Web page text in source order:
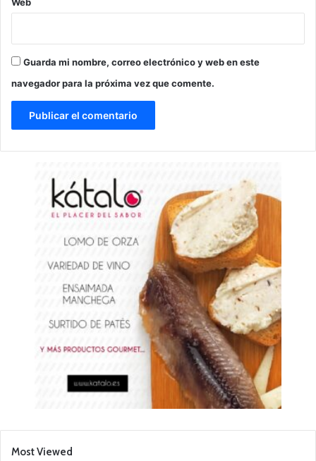
Guarda mi nombre, correo electrónico y web en este
navegador para la próxima vez que comente.
Most Viewed